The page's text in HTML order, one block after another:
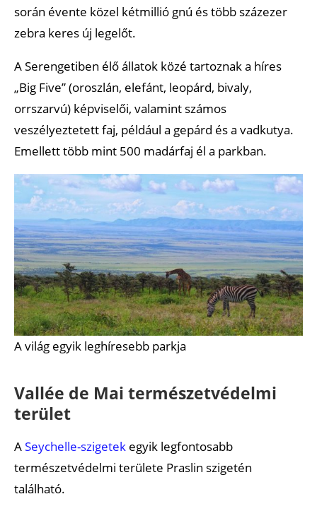
során évente közel kétmillió gnú és több százezer
zebra keres új legelőt.
A Serengetiben élő állatok közé tartoznak a híres
„Big Five” (oroszlán, elefánt, leopárd, bivaly,
orrszarvú) képviselői, valamint számos
veszélyeztetett faj, például a gepárd és a vadkutya.
Emellett több mint 500 madárfaj él a parkban.
A világ egyik leghíresebb parkja
Vallée de Mai természetvédelmi
terület
ASeychelle-szigetek egyik legfontosabb
természetvédelmi területe Praslin szigetén
található.